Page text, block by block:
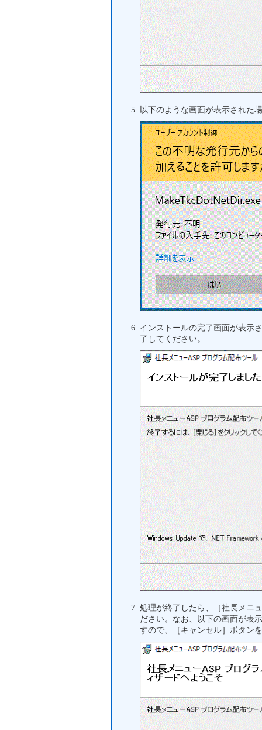
以下のような画面が表示された
インストールの完了画面が表示
了してください。
処理が終了したら、［社長メニ
ださい。なお、以下の画面が表
すので、［キャンセル］ボタン